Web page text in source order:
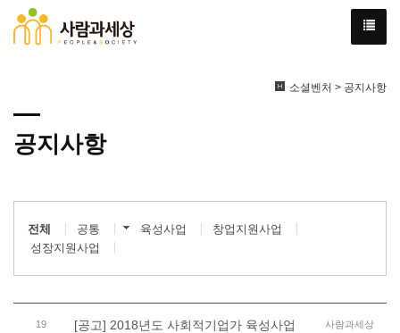
소셜벤처 > 공지사항
공지사항
전체 공통 육성사업
창업지원사업
성장지원사업
19
[공고] 2018년도 사회적기업가 육성사업
사람과세상